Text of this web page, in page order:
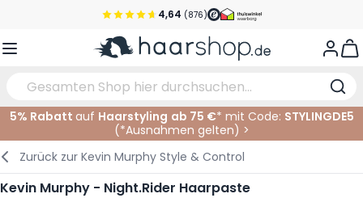
Zum Inhalt springen 4,64 (876)
Vor 22 Uhr bestellt, noch heute versendet!*
Kundenservice
Haarpflege
Styling
Gesichtspflege
Körperpflege
Augenbrauen
Augen
Nagelprodukte
Nagel Zubehör
Haarprodukte
Rasierprodukte
Elektrisch
Rasieren
Im Salon
Schneiden
5% Rabatt auf Haarstyling ab 75 €* mit Code: STYLINGDE5
(*Ausnahmen gelten) >
Zurück zur Kevin Murphy Style & Control
Kevin Murphy - Night.Rider Haarpaste